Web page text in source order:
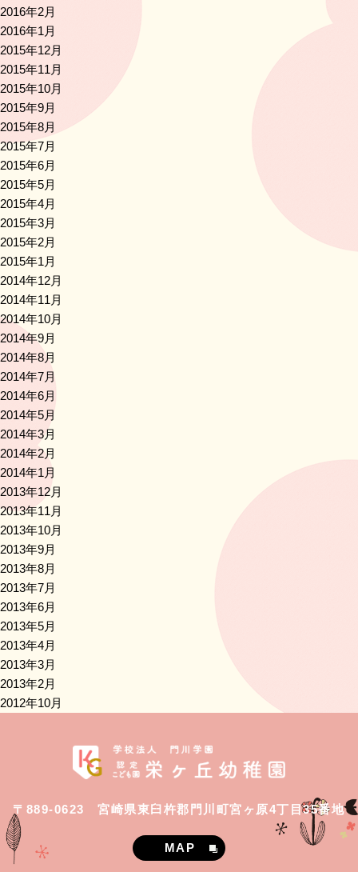
2016年2月
2016年1月
2015年12月
2015年11月
2015年10月
2015年9月
2015年8月
2015年7月
2015年6月
2015年5月
2015年4月
2015年3月
2015年2月
2015年1月
2014年12月
2014年11月
2014年10月
2014年9月
2014年8月
2014年7月
2014年6月
2014年5月
2014年3月
2014年2月
2014年1月
2013年12月
2013年11月
2013年10月
2013年9月
2013年8月
2013年7月
2013年6月
2013年5月
2013年4月
2013年3月
2013年2月
2012年10月
〒889-0623 宮崎県東臼杵郡門川町宮ヶ原4丁目35番地
MAP